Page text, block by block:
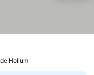
Hollum